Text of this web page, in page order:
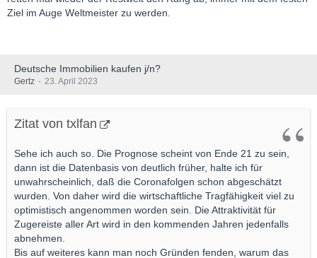
Ziel im Auge Weltmeister zu werden.
Deutsche Immobilien kaufen j/n?
Gertz 23. April 2023
Zitat von txlfan
Sehe ich auch so. Die Prognose scheint von Ende 21 zu sein,
dann ist die Datenbasis von deutlich früher, halte ich für
unwahrscheinlich, daß die Coronafolgen schon abgeschätzt
wurden. Von daher wird die wirtschaftliche Tragfähigkeit viel zu
optimistisch angenommen worden sein. Die Attraktivität für
Zugereiste aller Art wird in den kommenden Jahren jedenfalls
abnehmen.
Bis auf weiteres kann man noch Gründen fenden, warum das